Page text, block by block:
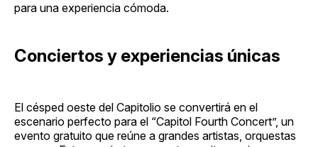
para una experiencia cómoda.
Conciertos y experiencias únicas
El césped oeste del Capitolio se convertirá en el
escenario perfecto para el “Capitol Fourth Concert”, un
evento gratuito que reúne a grandes artistas, orquestas